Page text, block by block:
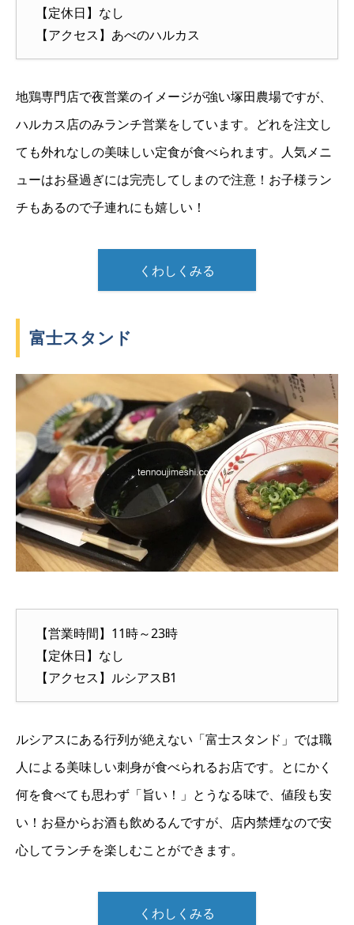
【定休日】なし
【アクセス】あべのハルカス
地鶏専門店で夜営業のイメージが強い塚田農場ですが、
ハルカス店のみランチ営業をしています。どれを注文し
ても外れなしの美味しい定食が食べられます。人気メニ
ューはお昼過ぎには完売してしまので注意！お子様ラン
チもあるので子連れにも嬉しい！
くわしくみる
富士スタンド
【営業時間】11時～23時
【定休日】なし
【アクセス】ルシアスB1
ルシアスにある行列が絶えない「富士スタンド」では職
人による美味しい刺身が食べられるお店です。とにかく
何を食べても思わず「旨い！」とうなる味で、値段も安
い！お昼からお酒も飲めるんですが、店内禁煙なので安
心してランチを楽しむことができます。
くわしくみる